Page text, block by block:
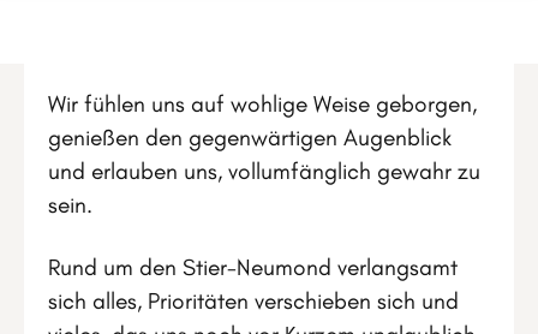
Wir fühlen uns auf wohlige Weise geborgen,
genießen den gegenwärtigen Augenblick
und erlauben uns, vollumfänglich gewahr zu
sein.
Rund um den Stier-Neumond verlangsamt
sich alles, Prioritäten verschieben sich und